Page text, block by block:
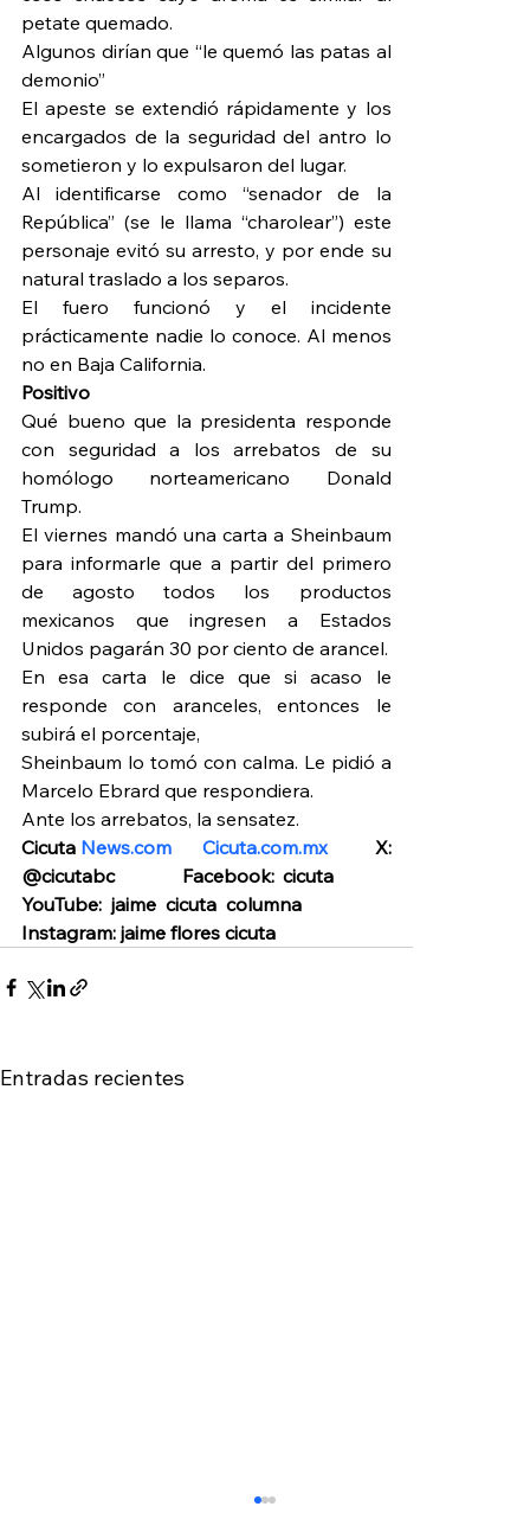
petate quemado.
Algunos dirían que “le quemó las patas al
demonio”
El apeste se extendió rápidamente y los
encargados de la seguridad del antro lo
sometieron y lo expulsaron del lugar.
Al identificarse como “senador de la
República” (se le llama “charolear”) este
personaje evitó su arresto, y por ende su
natural traslado a los separos.
El fuero funcionó y el incidente
prácticamente nadie lo conoce. Al menos
no en Baja California.
Positivo
Qué bueno que la presidenta responde
con seguridad a los arrebatos de su
homólogo norteamericano Donald
Trump.
El viernes mandó una carta a Sheinbaum
para informarle que a partir del primero
de agosto todos los productos
mexicanos que ingresen a Estados
Unidos pagarán 30 por ciento de arancel.
En esa carta le dice que si acaso le
responde con aranceles, entonces le
subirá el porcentaje,
Sheinbaum lo tomó con calma. Le pidió a
Marcelo Ebrard que respondiera.
Ante los arrebatos, la sensatez.
Cicuta News.com Cicuta.com.mx X:
@cicutabc         Facebook: cicuta
YouTube: jaime cicuta columna
Instagram: jaime flores cicuta
Entradas recientes